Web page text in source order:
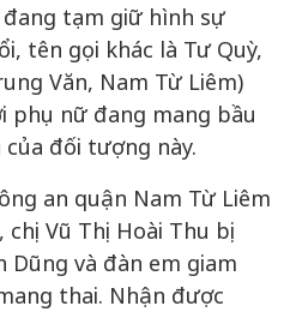
tạm giữ hình sự
tên gọi khác là Tư Quỳ,
Văn, Nam Từ Liêm)
phụ nữ đang mang bầu
đối tượng này.
an quận Nam Từ Liêm
Vũ Thị Hoài Thu bị
Dũng và đàn em giam
thai. Nhận được